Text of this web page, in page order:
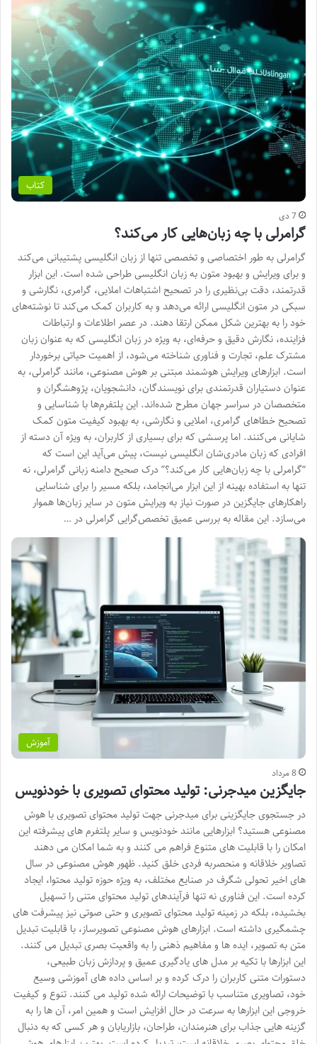
کتاب
7 دی
گرامرلی با چه زبان‌هایی کار می‌کند؟
گرامرلی به طور اختصاصی و تخصصی تنها از زبان انگلیسی پشتیبانی می‌کند
و برای ویرایش و بهبود متون به زبان انگلیسی طراحی شده است. این ابزار
قدرتمند، دقت بی‌نظیری را در تصحیح اشتباهات املایی، گرامری، نگارشی و
سبکی در متون انگلیسی ارائه می‌دهد و به کاربران کمک می‌کند تا نوشته‌های
خود را به بهترین شکل ممکن ارتقا دهند. در عصر اطلاعات و ارتباطات
فزاینده، نگارش دقیق و حرفه‌ای، به ویژه در زبان انگلیسی که به عنوان زبان
مشترک علم، تجارت و فناوری شناخته می‌شود، از اهمیت حیاتی برخوردار
است. ابزارهای ویرایش هوشمند مبتنی بر هوش مصنوعی، مانند گرامرلی، به
عنوان دستیاران قدرتمندی برای نویسندگان، دانشجویان، پژوهشگران و
متخصصان در سراسر جهان مطرح شده‌اند. این پلتفرم‌ها با شناسایی و
تصحیح خطاهای گرامری، املایی و نگارشی، به بهبود کیفیت متون کمک
شایانی می‌کنند. اما پرسشی که برای بسیاری از کاربران، به ویژه آن دسته از
افرادی که زبان مادری‌شان انگلیسی نیست، پیش می‌آید این است که
“گرامرلی با چه زبان‌هایی کار می‌کند؟” درک صحیح دامنه زبانی گرامرلی، نه
تنها به استفاده بهینه از این ابزار می‌انجامد، بلکه مسیر را برای شناسایی
راهکارهای جایگزین در صورت نیاز به ویرایش متون در سایر زبان‌ها هموار
می‌سازد. این مقاله به بررسی عمیق تخصص‌گرایی گرامرلی در …
آموزش
8 مرداد
جایگزین میدجرنی: تولید محتوای تصویری با خودنویس
در جستجوی جایگزینی برای میدجرنی جهت تولید محتوای تصویری با هوش
مصنوعی هستید؟ ابزارهایی مانند خودنویس و سایر پلتفرم های پیشرفته این
امکان را با قابلیت های متنوع فراهم می کنند و به شما امکان می دهند
تصاویر خلاقانه و منحصربه فردی خلق کنید. ظهور هوش مصنوعی در سال
های اخیر تحولی شگرف در صنایع مختلف، به ویژه حوزه تولید محتوا، ایجاد
کرده است. این فناوری نه تنها فرآیندهای تولید محتوای متنی را تسهیل
بخشیده، بلکه در زمینه تولید محتوای تصویری و حتی صوتی نیز پیشرفت های
چشمگیری داشته است. ابزارهای هوش مصنوعی تصویرساز، با قابلیت تبدیل
متن به تصویر، ایده ها و مفاهیم ذهنی را به واقعیت بصری تبدیل می کنند.
این ابزارها با تکیه بر مدل های یادگیری عمیق و پردازش زبان طبیعی،
دستورات متنی کاربران را درک کرده و بر اساس داده های آموزشی وسیع
خود، تصاویری متناسب با توضیحات ارائه شده تولید می کنند. تنوع و کیفیت
خروجی این ابزارها به سرعت در حال افزایش است و همین امر، آن ها را به
گزینه هایی جذاب برای هنرمندان، طراحان، بازاریابان و هر کسی که به دنبال